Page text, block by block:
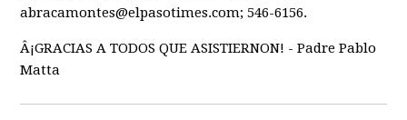
abracamontes@elpasotimes.com; 546-6156.
Â¡GRACIAS A TODOS QUE ASISTIERNON! - Padre Pablo
Matta